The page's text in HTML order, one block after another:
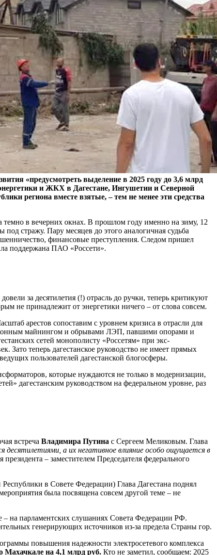
«предусмотреть выделение в 2025 году до 3,6 млрд
и ЖКХ в Дагестане, Ингушетии и Северной
региона вместе взятые, – тем не менее эти средства
в вечерних окнах. В прошлом году именно на зиму, 12
стражу. Пару месяцев до этого аналогичная судьба
финансовые преступления. Следом пришел
поддержана ПАО «Россети».
за десятилетия (!) отрасль до ручки, теперь критикуют
не принадлежит от энергетики ничего – от слова совсем.
арестов сопоставим с уровнем кризиса в отрасли для
майнингом и обрывами ЛЭП, павшими опорами и
сетей монополисту «Россетям» при экс-
Зато теперь дагестанское руководство не имеет прямых
пользователей дагестанской блогосферы.
которые нуждаются не только в модернизации,
дагестанским руководством на федеральном уровне, раз
встреча Владимира Путина с Сергеем Меликовым. Глава
десятилетиями, а их негативное влияние особо ощущается в
– заместителем Председателя федерального
в Совете Федерации) Глава Дагестана поднял
была посвящена совсем другой теме – не
– на парламентских слушаниях Совета Федерации РФ.
генерирующих источников из-за предела Страны гор.
повышения надежности электросетевого комплекса
Махачкале на 4,1 млрд руб. Кто не заметил, сообщаем: 2025